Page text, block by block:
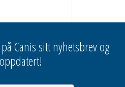
Canis sitt nyhetsbrev og